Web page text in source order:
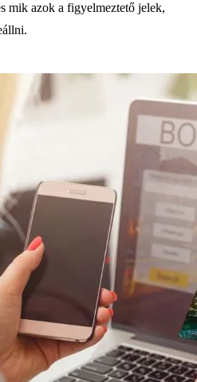
mik azok a figyelmeztető jelek,